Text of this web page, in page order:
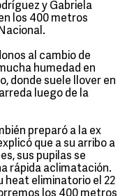
y Gabriela
los 400 metros
al cambio de
humedad en
donde suele llover en
luego de la
preparó a la ex
que a su arribo a
sus pupilas se
rápida aclimatación.
heat eliminatorio el 22